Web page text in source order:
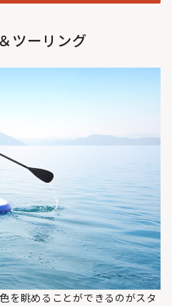
ツーリング
を眺めることができるのがスタ